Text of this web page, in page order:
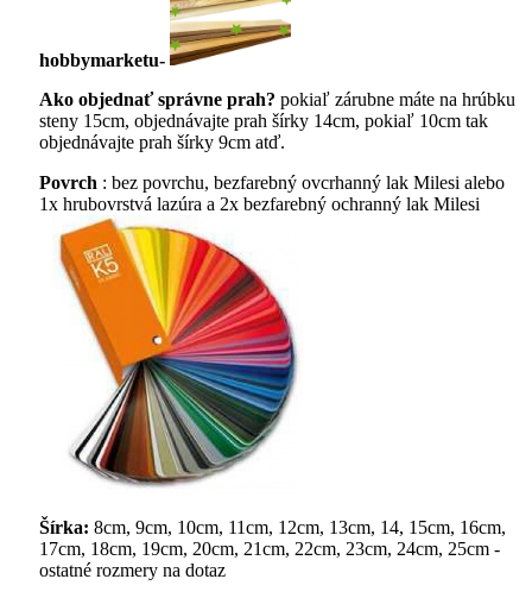
hobbymarketu-
Ako objednať správne prah? pokiaľ zárubne máte na hrúbku
steny 15cm, objednávajte prah šírky 14cm, pokiaľ 10cm tak
objednávajte prah šírky 9cm atď.
Povrch : bez povrchu, bezfarebný ovcrhanný lak Milesi alebo
1x hrubovrstvá lazúra a 2x bezfarebný ochranný lak Milesi
Šírka: 8cm, 9cm, 10cm, 11cm, 12cm, 13cm, 14, 15cm, 16cm,
17cm, 18cm, 19cm, 20cm, 21cm, 22cm, 23cm, 24cm, 25cm -
ostatné rozmery na dotaz